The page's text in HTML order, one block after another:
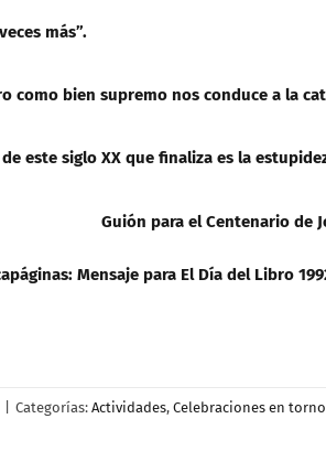
más”.
como bien supremo nos conduce a la
este siglo XX que finaliza es la
Guión para el Centenario de
Mensaje para El Día del Libro
Categorías: Actividades, Celebraciones en